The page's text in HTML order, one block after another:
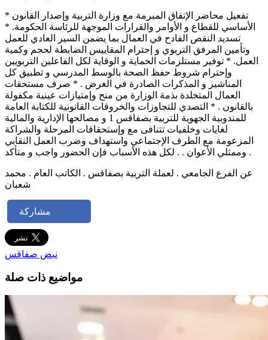
* تفعيل محاضر الإتفاق المبرمة مع وزارة التربية وإصدار القانون
الأساسي للقطاع و الأوامر والقرارات الموجهة للرئاسة الحكومة. *
تسديد النقص الفادح في العمال بما يضمن السير العادي للعمل
وتأمين المرفق التربوي و إحترام المقاييس الضابطة لحجم وكمية
العمل. * توفير مستلزمات الحماية و الوقاية لكل الفاعلين التربويين
وإحترام شروط حفظ الصحة بالوسط المدرسي و تطبيق كل
المناشير و المذكرات الصادرة في الغرض . * صرف مستحقات
العمال المتخلدة بذمة الوزارة من منح وإمتيازات عينية مكفولة
بالقانون . * التصدي للتجاوزات والخروقات القانونية للكتابة العامة
للمندوبية الجهوية للتربية بصفاقس 1 و مصالحها الإدارية والمالية
لغايات وخلفيات تتنافى مع وإستحقاقات المرحلة والشراكة
المزعومة مع الطرف الإجتماعي واستهداف وضرب العمل النقابي
وممثلي الأعوان . . لكل هذه الأسباب فإن الحضور واجب و متأكد .
عن الفرع الجامعي . لعملة التربية بصفاقس . الكاتب العام . محمد
شعبان
مشاركة
نبض صفاقس
مواضيع ذات صلة